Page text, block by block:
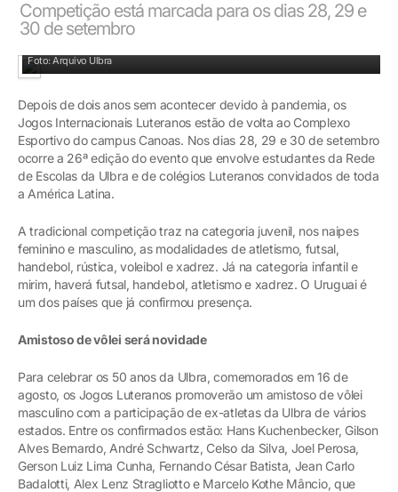
Competição está marcada para os dias 28, 29 e
30 de setembro
Foto: Arquivo Ulbra
Depois de dois anos sem acontecer devido à pandemia, os
Jogos Internacionais Luteranos estão de volta ao Complexo
Esportivo do campus Canoas. Nos dias 28, 29 e 30 de setembro
ocorre a 26ª edição do evento que envolve estudantes da Rede
de Escolas da Ulbra e de colégios Luteranos convidados de toda
a América Latina.
A tradicional competição traz na categoria juvenil, nos naipes
feminino e masculino, as modalidades de atletismo, futsal,
handebol, rústica, voleibol e xadrez. Já na categoria infantil e
mirim, haverá futsal, handebol, atletismo e xadrez. O Uruguai é
um dos países que já confirmou presença.
Amistoso de vôlei será novidade
Para celebrar os 50 anos da Ulbra, comemorados em 16 de
agosto, os Jogos Luteranos promoverão um amistoso de vôlei
masculino com a participação de ex-atletas da Ulbra de vários
estados. Entre os confirmados estão: Hans Kuchenbecker, Gilson
Alves Bernardo, André Schwartz, Celso da Silva, Joel Perosa,
Gerson Luiz Lima Cunha, Fernando César Batista, Jean Carlo
Badalotti, Alex Lenz Stragliotto e Marcelo Kothe Mâncio, que